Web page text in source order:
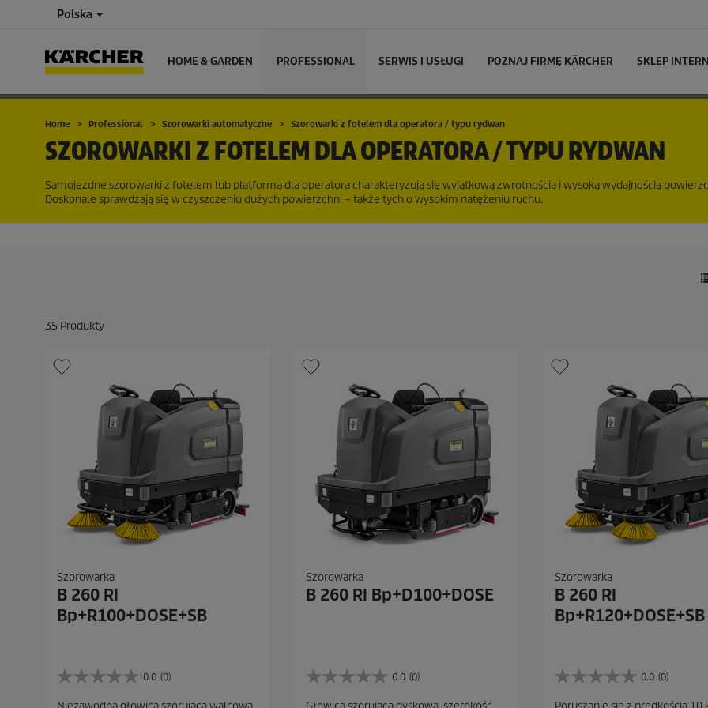
Polska
HOME & GARDEN PROFESSIONAL SERWIS I USŁUGI POZNAJ FIRMĘ KÄRCHER SKLEP
Home Professional Szorowarki automatyczne Szorowarki z fotelem dla operatora / typu rydwan
SZOROWARKI Z FOTELEM DLA OPERATORA / TYPU RYDWAN
Samojezdne szorowarki z fotelem lub platformą dla operatora charakteryzują się wyjątkową zwrotnością i wysoką wydajnością
Doskonale sprawdzają się w czyszczeniu dużych powierzchni – także tych o wysokim natężeniu ruchu.
35 Produkty
Szorowarka
B 260 RI
Bp+R100+DOSE+SB
0.0 (0)
0
Szorowarka
B 260 RI Bp+D100+DOSE
0.0 (0)
0
Szorowarka
B 260 RI
Bp+R120+DOSE+SB
0.0 (0)
0